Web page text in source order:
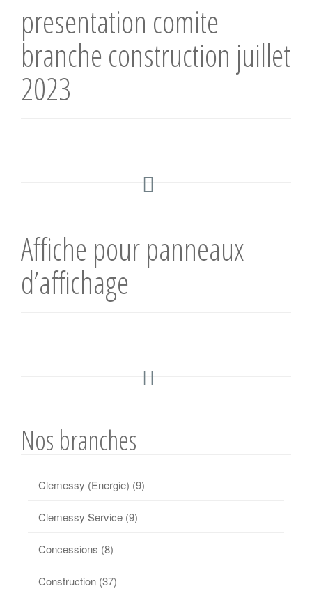
presentation comite
branche construction juillet
2023
Affiche pour panneaux
d’affichage
Nos branches
Clemessy (Energie) (9)
Clemessy Service (9)
Concessions (8)
Construction (37)